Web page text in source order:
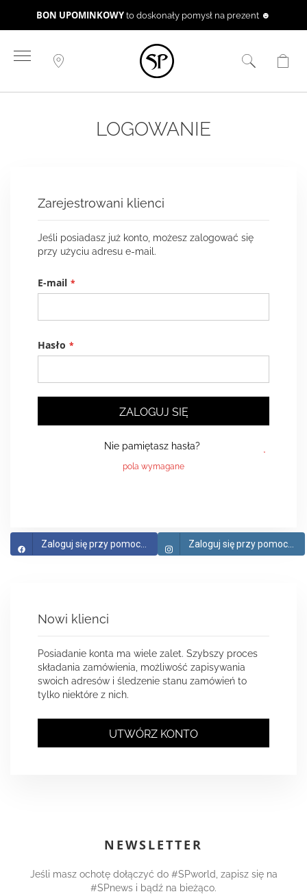
BON UPOMINKOWY to doskonały pomysł na prezent ☻
do
treści
LOGOWANIE
Zarejestrowani klienci
Jeśli posiadasz już konto, możesz zalogować się
przy użyciu adresu e-mail.
E-mail
Hasło
ZALOGUJ SIĘ
Nie pamiętasz hasła?
Zaloguj się przy pomocy Facebook Zaloguj się przy pomocy Instagram
Nowi klienci
Posiadanie konta ma wiele zalet. Szybszy proces
składania zamówienia, możliwość zapisywania
swoich adresów i śledzenie stanu zamówień to
tylko niektóre z nich.
UTWÓRZ KONTO
NEWSLETTER
Jeśli masz ochotę dołączyć do #SPworld, zapisz się na
#SPnews i bądź na bieżąco.